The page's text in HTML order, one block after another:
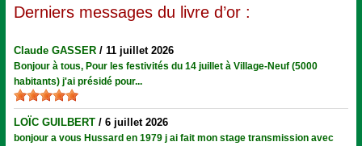
Derniers messages du livre d’or :
Claude GASSER /11 juillet 2026
Bonjour à tous, Pour les festivités du 14 juillet à Village-Neuf (5000
habitants) j'ai présidé pour...
LOÏC GUILBERT /6 juillet 2026
bonjour a vous Hussard en 1979 j ai fait mon stage transmission avec